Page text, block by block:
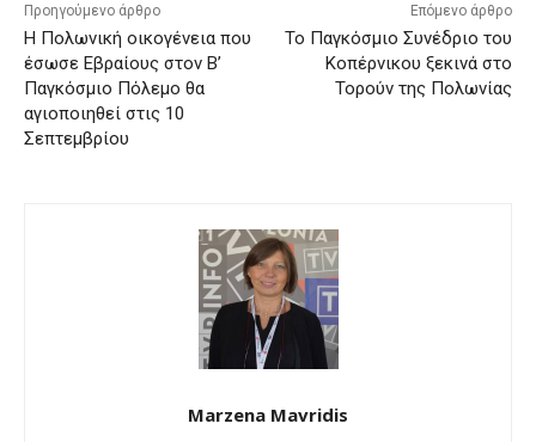
Προηγούμενο άρθρο
Η Πολωνική οικογένεια που
έσωσε Εβραίους στον Β’
Παγκόσμιο Πόλεμο θα
αγιοποιηθεί στις 10
Σεπτεμβρίου
Επόμενο άρθρο
Το Παγκόσμιο Συνέδριο του
Κοπέρνικου ξεκινά στο
Τορούν της Πολωνίας
Marzena Mavridis